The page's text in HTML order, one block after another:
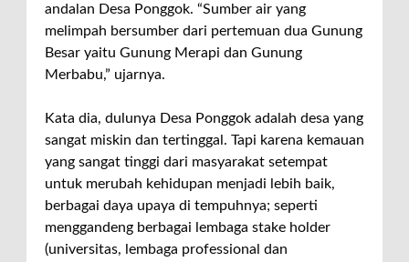
andalan Desa Ponggok. “Sumber air yang
melimpah bersumber dari pertemuan dua Gunung
Besar yaitu Gunung Merapi dan Gunung
Merbabu,” ujarnya.
Kata dia, dulunya Desa Ponggok adalah desa yang
sangat miskin dan tertinggal. Tapi karena kemauan
yang sangat tinggi dari masyarakat setempat
untuk merubah kehidupan menjadi lebih baik,
berbagai daya upaya di tempuhnya; seperti
menggandeng berbagai lembaga stake holder
(universitas, lembaga professional dan